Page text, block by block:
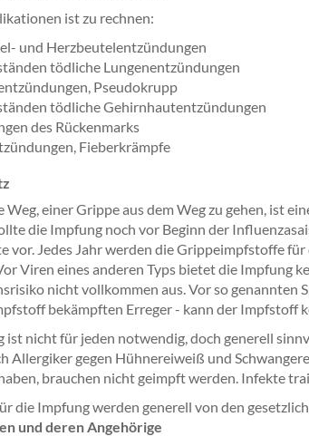
ist zu rechnen:
und Herzbeutelentzündungen
tödliche Lungenentzündungen
Pseudokrupp
tödliche Gehirnhautentzündungen
des Rückenmarks
Fieberkrämpfe
Weg, einer Grippe aus dem Weg zu gehen, ist
die Impfung noch vor Beginn der
vor. Jedes Jahr werden die Grippeimpfstoffe
Viren eines anderen Typs bietet die Impfung
nicht vollkommen aus. Vor so genannten
bekämpften Erreger - kann der Impfstoff
ist nicht für jeden notwendig, doch generell
Allergiker gegen Hühnereiweiß und
brauchen nicht geimpft werden. Infekte
die Impfung werden generell von den
und deren Angehörige